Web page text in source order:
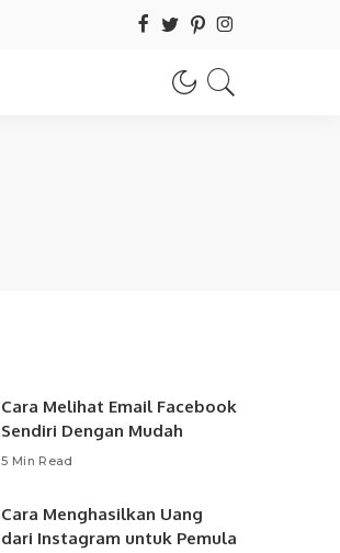
Cara Melihat Email Facebook
Sendiri Dengan Mudah
5 Min Read
Cara Menghasilkan Uang
dari Instagram untuk Pemula